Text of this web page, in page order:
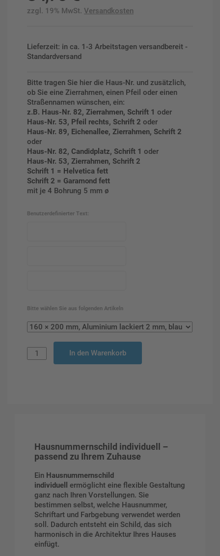
zzgl. 19% MwSt. Versandkosten
Lieferzeit: in ca. 1-3 Arbeitstagen versandbereit -
Standardversand
Bitte tragen Sie hier die Haus-Nr. und zusätzlich,
ob Sie eine Zierrahmen, einen Pfeil oder einen
Straßennamen wünschen, ein:
z.B. Haus-Nr. 82, Zierrahmen, Schrift 1 oder
Haus-Nr. 53, Pfeil rechts, Schrift 2 oder
Haus-Nr. 89, Eichenallee, Zierrahmen, Schrift 2
oder
Haus-Nr. 82, Candidplatz, Schrift 1 oder
Haus-Nr. 53, Zierrahmen, Schrift 2
Schrift 1 = Helvetica fett
Schrift 2 = Garamond fett
mit je 4 Bohrung 5 mm ø
Benutzerdefinierter Text:
Bitte wählen Sie aus folgenden Artikeln
In den Warenkorb
Hausnummernschild individuell –
passend zu Ihrem Zuhause
Ein Hausnummernschild
individuell ermöglicht eine flexible Gestaltung
ganz nach Ihren Vorstellungen. Sie
bestimmen selbst, welche Hausnummer,
Schriftart und Farbgebung verwendet werden
soll. Dadurch entsteht ein Schild, das sich
harmonisch in die Architektur Ihres Hauses
einfügt.